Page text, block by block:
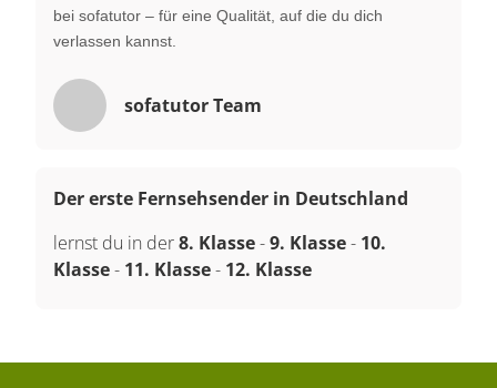
bei sofatutor – für eine Qualität, auf die du dich
verlassen kannst.
sofatutor Team
Der erste Fernsehsender in Deutschland
lernst du in der8. Klasse-9. Klasse- 10.
Klasse- 11. Klasse- 12. Klasse